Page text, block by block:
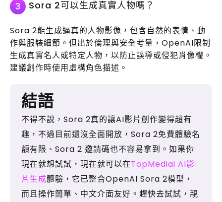
3 Sora 2可以生成真實人物嗎？
Sora 2能生成逼真的人物影像，包含自然的表情、動
作與服裝細節。但出於倫理與安全考量，OpenAI限制
生成真實名人或特定人物，以防止誤導或侵犯肖像權。
建議創作時使用虛構角色描述。
結語
不得不說，Sora 2真的讓AI影片創作變得超有
趣，不過目前還沒全面開放，Sora 2免費體驗名
額有限、Sora 2 邀請碼也不容易拿到。如果你
現在就想試試，現在就可以在TopMediai AI影
片生成體驗，它已整合OpenAI Sora 2模型，
而且操作簡單、中文介面友好。趕快去試試，親